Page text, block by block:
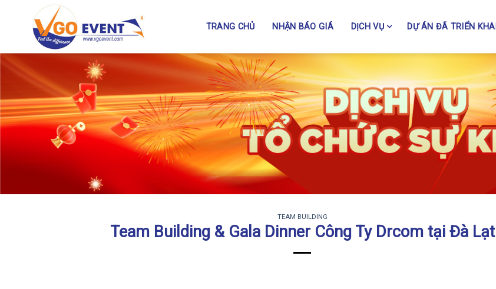
TRANG CHỦ NHẬN BÁO GIÁ DỊCH VỤ DỰ ÁN ĐÃ TRIỂN KHAI
TEAM BUILDING
Team Building & Gala Dinner Công Ty Drcom tại Đà Lạt